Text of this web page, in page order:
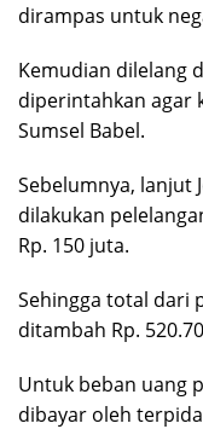
dirampas untuk
Kemudian dilelang
diperintahkan agar
Sumsel Babel.
Sebelumnya, lanjut
dilakukan
Rp. 150 juta.
Sehingga total dari
ditambah Rp.
Untuk beban uang
dibayar oleh